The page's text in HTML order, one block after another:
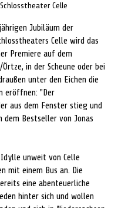
Celle
Jubiläum der
Celle wird das
Premiere auf dem
Örtze, in der Scheune oder bei
unter den Eichen die
eröffnen: "Der
aus dem Fenster stieg und
dem Bestseller von Jonas
unweit von Celle
mit einem Bus an. Die
eine abenteuerliche
hinter sich und wollen